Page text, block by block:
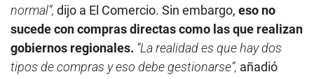
normal”, dijo a El Comercio. Sin embargo, eso no
sucede con compras directas como las que realizan
gobiernos regionales. “La realidad es que hay dos
tipos de compras y eso debe gestionarse”, añadió